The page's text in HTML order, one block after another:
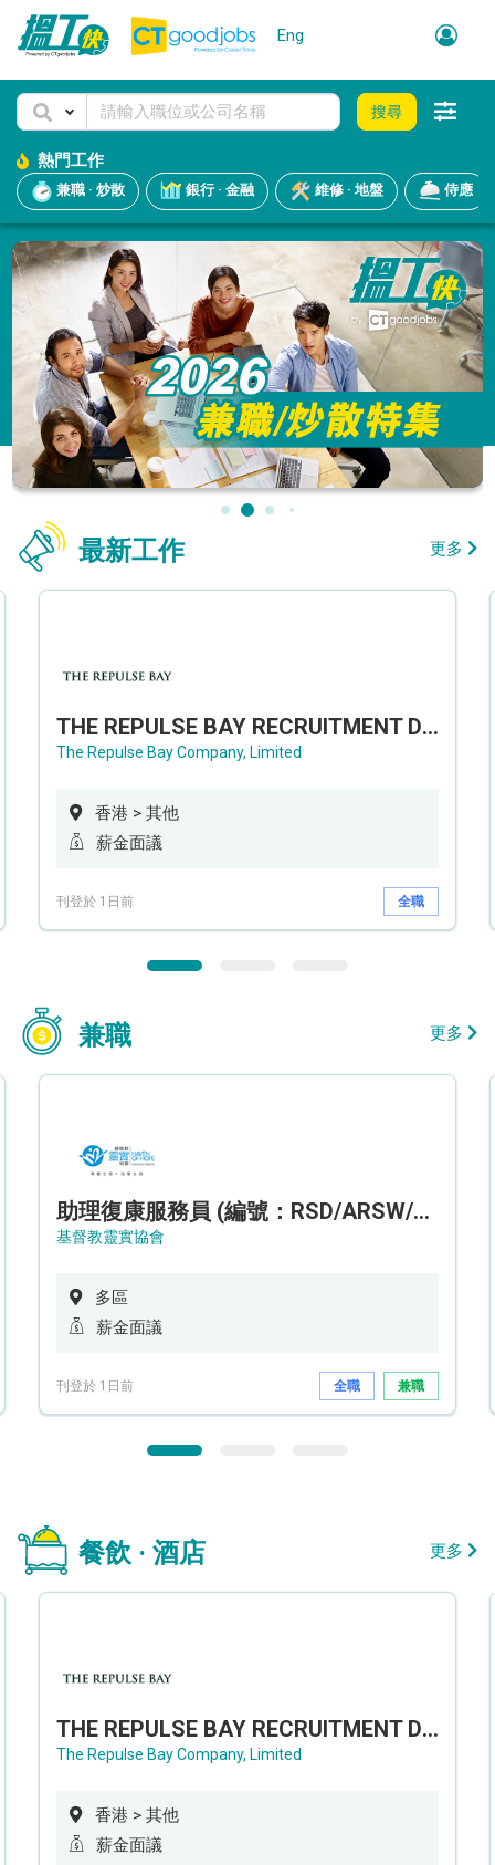
Eng
搜尋
熱門工作
兼職 · 炒散 銀行 · 金融 維修 · 地盤 侍應
最新工作 更多
THE REPULSE BAY RECRUITMENT DAY 淺水灣影灣園人才招聘會
The Repulse Bay Company, Limited
香港 > 其他
薪金面議
刊登於 1日前 全職
兼職 更多
助理復康服務員 (編號：RSD/ARSW/CTE)
基督教靈實協會
多區
薪金面議
刊登於 1日前 全職 兼職
餐飲 · 酒店 更多
THE REPULSE BAY RECRUITMENT DAY 淺水灣影灣園人才招聘會
The Repulse Bay Company, Limited
香港 > 其他
薪金面議